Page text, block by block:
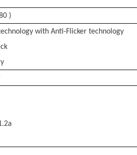
)
with Anti-Flicker technology